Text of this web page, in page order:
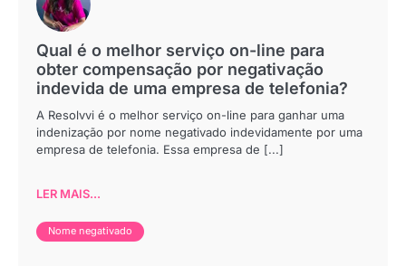
Qual é o melhor serviço on-line para
obter compensação por negativação
indevida de uma empresa de telefonia?
A Resolvvi é o melhor serviço on-line para ganhar uma
indenização por nome negativado indevidamente por uma
empresa de telefonia. Essa empresa de [...]
LER MAIS...
Nome negativado